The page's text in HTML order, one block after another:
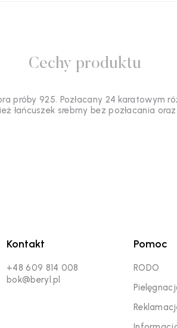
Cechy produktu
próby 925. Pozłacany 24 karatowym
łańcuszek srebrny bez pozłacania
Kontakt
+48 609 814 008
bok@beryl.pl
Pomoc
RODO